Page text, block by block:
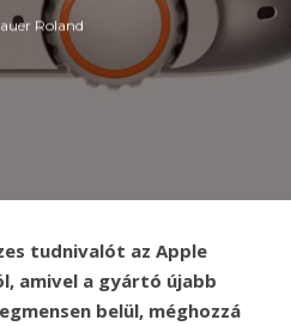
Roland
tudnivalót az Apple
amivel a gyártó újabb
belül, méghozzá